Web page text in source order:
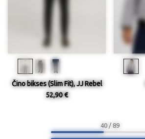
Čino bikses (Slim Fit), JJ Rebel
52,90 €
40 / 89